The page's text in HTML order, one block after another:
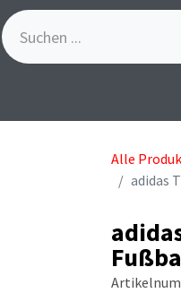
Alle
adidas